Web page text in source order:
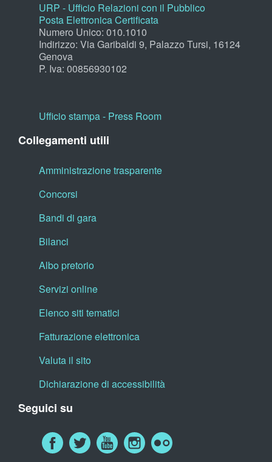
URP - Ufficio Relazioni con il Pubblico
Posta Elettronica Certificata
Numero Unico: 010.1010
Indirizzo: Via Garibaldi 9, Palazzo Tursi, 16124
Genova
P. Iva: 00856930102
Ufficio stampa - Press Room
Collegamenti utili
Amministrazione trasparente
Concorsi
Bandi di gara
Bilanci
Albo pretorio
Servizi online
Elenco siti tematici
Fatturazione elettronica
Valuta il sito
Dichiarazione di accessibilità
Seguici su